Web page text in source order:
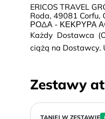
ERICOS TRAVEL
Roda, 49081 Corfu,
ΡΟΔΑ - ΚΕΚΡΥΡΑ
Każdy Dostawca
ciążą na Dostawcy.
Zestawy
TANIEJ W ZESTAWIE